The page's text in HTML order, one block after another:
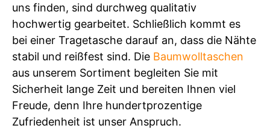
uns finden, sind durchweg qualitativ
hochwertig gearbeitet. Schließlich kommt es
bei einer Tragetasche darauf an, dass die Nähte
stabil und reißfest sind. Die Baumwolltaschen
aus unserem Sortiment begleiten Sie mit
Sicherheit lange Zeit und bereiten Ihnen viel
Freude, denn Ihre hundertprozentige
Zufriedenheit ist unser Anspruch.